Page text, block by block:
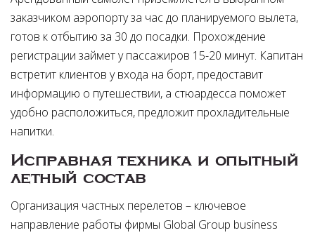
заказчиком аэропорту за час до планируемого вылета,
готов к отбытию за 30 до посадки. Прохождение
регистрации займет у пассажиров 15-20 минут. Капитан
встретит клиентов у входа на борт, предоставит
информацию о путешествии, а стюардесса поможет
удобно расположиться, предложит прохладительные
напитки.
Исправная техника и опытный
летный состав
Организация частных перелетов – ключевое
направление работы фирмы Global Group business